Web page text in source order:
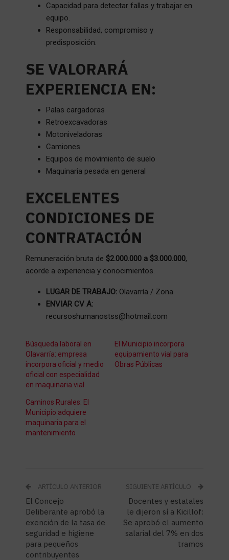
Capacidad para detectar fallas y trabajar en
equipo.
Responsabilidad, compromiso y
predisposición.
SE VALORARÁ
EXPERIENCIA EN:
Palas cargadoras
Retroexcavadoras
Motoniveladoras
Camiones
Equipos de movimiento de suelo
Maquinaria pesada en general
EXCELENTES
CONDICIONES DE
CONTRATACIÓN
Remuneración bruta de $2.000.000 a $3.000.000,
acorde a experiencia y conocimientos.
LUGAR DE TRABAJO: Olavarría / Zona
ENVIAR CV A:
recursoshumanostss@hotmail.com
Búsqueda laboral en
Olavarría: empresa
incorpora oficial y medio
oficial con especialidad
en maquinaria vial
El Municipio incorpora
equipamiento vial para
Obras Públicas
Caminos Rurales: El
Municipio adquiere
maquinaria para el
mantenimiento
ARTÍCULO ANTERIOR
El Concejo
Deliberante aprobó la
exención de la tasa de
seguridad e higiene
para pequeños
contribuyentes
SIGUIENTE ARTÍCULO
Docentes y estatales
le dijeron sí a Kicillof:
Se aprobó el aumento
salarial del 7% en dos
tramos